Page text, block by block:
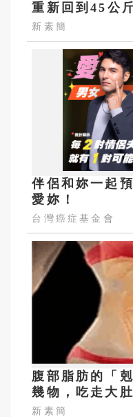
重新回到45公
新素簡
伴侶和妳一起
愛妳！
台灣癌症基金會
腹部脂肪的「
幾物，吃走大
新素簡